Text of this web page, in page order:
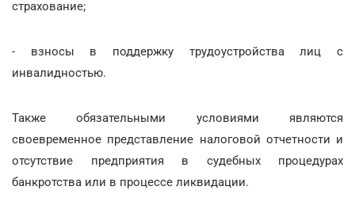
страхование;
- взносы в поддержку трудоустройства лиц с
инвалидностью.
Также обязательными условиями являются
своевременное представление налоговой отчетности и
отсутствие предприятия в судебных процедурах
банкротства или в процессе ликвидации.